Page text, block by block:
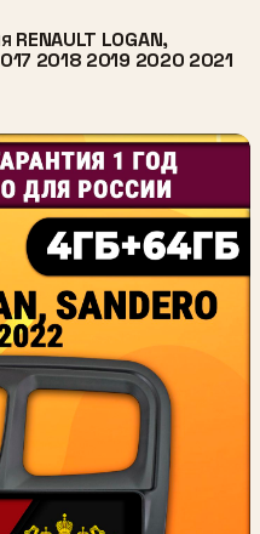
LOGAN,
2018 2019 2020 2021